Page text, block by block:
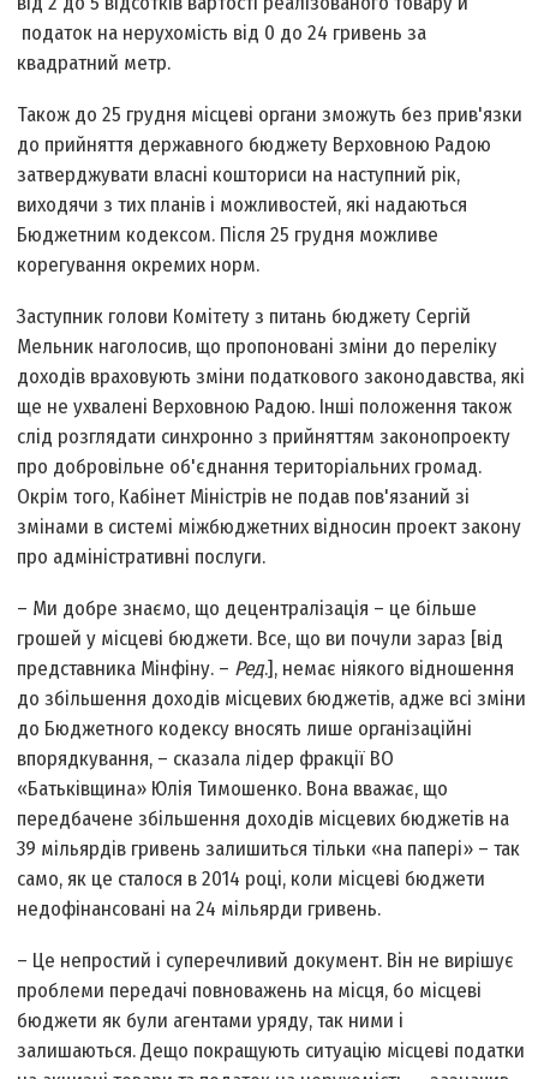
податок на нерухомість від 0 до 24 гривень за
квадратний метр.
Також до 25 грудня місцеві органи зможуть без прив'язки
до прийняття державного бюджету Верховною Радою
затверджувати власні кошториси на наступний рік,
виходячи з тих планів і можливостей, які надаються
Бюджетним кодексом. Після 25 грудня можливе
корегування окремих норм.
Заступник голови Комітету з питань бюджету Сергій
Мельник наголосив, що пропоновані зміни до переліку
доходів враховують зміни податкового законодавства, які
ще не ухвалені Верховною Радою. Інші положення також
слід розглядати синхронно з прийняттям законопроекту
про добровільне об'єднання територіальних громад.
Окрім того, Кабінет Міністрів не подав пов'язаний зі
змінами в системі міжбюджетних відносин проект закону
про адміністративні послуги.
– Ми добре знаємо, що децентралізація – це більше
грошей у місцеві бюджети. Все, що ви почули зараз [від
представника Мінфіну. – Ред.], немає ніякого відношення
до збільшення доходів місцевих бюджетів, адже всі зміни
до Бюджетного кодексу вносять лише організаційні
впорядкування, – сказала лідер фракції ВО
«Батьківщина» Юлія Тимошенко. Вона вважає, що
передбачене збільшення доходів місцевих бюджетів на
39 мільярдів гривень залишиться тільки «на папері» – так
само, як це сталося в 2014 році, коли місцеві бюджети
недофінансовані на 24 мільярди гривень.
– Це непростий і суперечливий документ. Він не вирішує
проблеми передачі повноважень на місця, бо місцеві
бюджети як були агентами уряду, так ними і
залишаються. Дещо покращують ситуацію місцеві податки